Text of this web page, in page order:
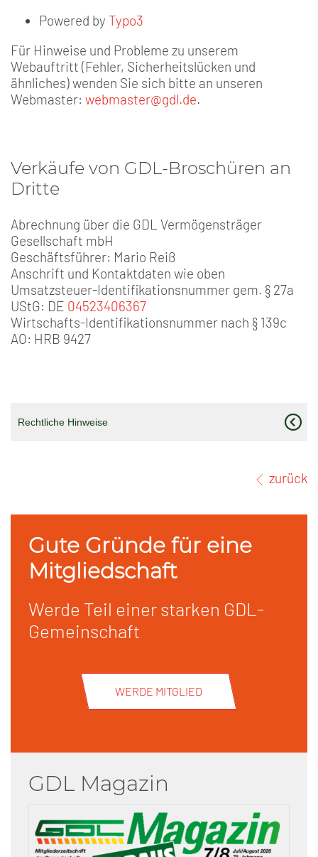
Powered by Typo3
Für Hinweise und Probleme zu unserem
Webauftritt (Fehler, Sicherheitslücken und
ähnliches) wenden Sie sich bitte an unseren
Webmaster: webmaster@gdl.de.
Verkäufe von GDL-Broschüren an
Dritte
Abrechnung über die GDL Vermögensträger
Gesellschaft mbH
Geschäftsführer: Mario Reiß
Anschrift und Kontaktdaten wie oben
Umsatzsteuer-Identifikationsnummer gem. § 27a
UStG: DE 04523406367
Wirtschafts-Identifikationsnummer nach § 139c
AO: HRB 9427
Rechtliche Hinweise
zurück
Gute Gründe für eine
Mitgliedschaft
Werde Teil einer starken GDL-
Gemeinschaft
WERDE MITGLIED
GDL Magazin